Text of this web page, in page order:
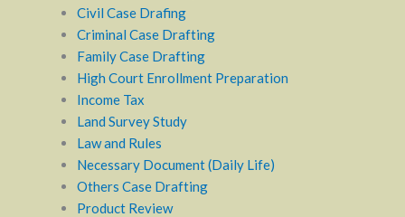
Civil Case Drafing
Criminal Case Drafting
Family Case Drafting
High Court Enrollment Preparation
Income Tax
Land Survey Study
Law and Rules
Necessary Document (Daily Life)
Others Case Drafting
Product Review